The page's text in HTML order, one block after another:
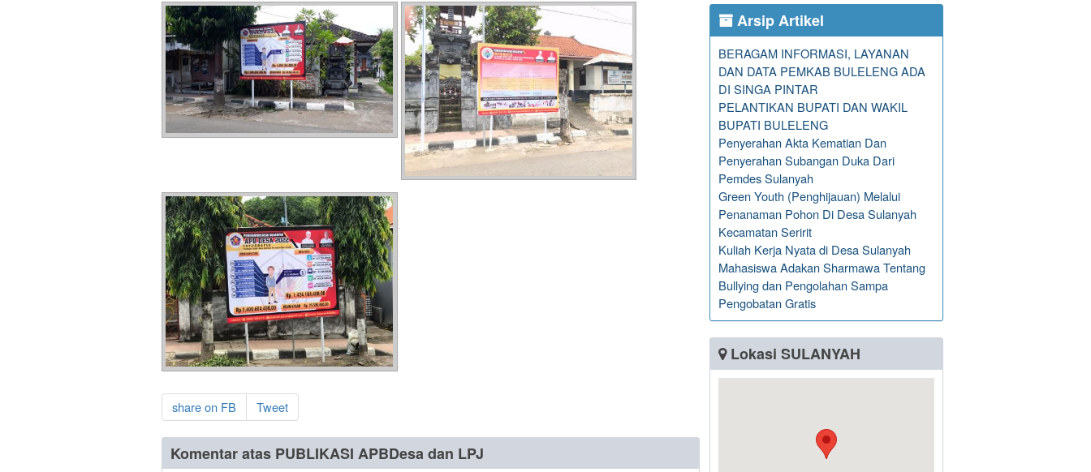
share on FB Tweet
Komentar atas PUBLIKASI APBDesa dan LPJ
Arsip Artikel
BERAGAM INFORMASI, LAYANAN
DAN DATA PEMKAB BULELENG ADA
DI SINGA PINTAR
PELANTIKAN BUPATI DAN WAKIL
BUPATI BULELENG
Penyerahan Akta Kematian Dan
Penyerahan Subangan Duka Dari
Pemdes Sulanyah
Green Youth (Penghijauan) Melalui
Penanaman Pohon Di Desa Sulanyah
Kecamatan Seririt
Kuliah Kerja Nyata di Desa Sulanyah
Mahasiswa Adakan Sharmawa Tentang
Bullying dan Pengolahan Sampa
Pengobatan Gratis
Lokasi SULANYAH